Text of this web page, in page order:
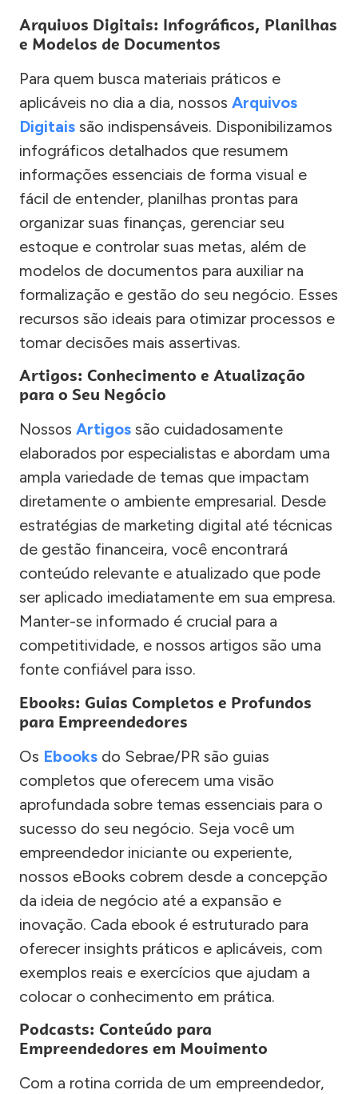
Arquivos Digitais: Infográficos, Planilhas
e Modelos de Documentos
Para quem busca materiais práticos e
aplicáveis no dia a dia, nossos Arquivos
Digitais são indispensáveis. Disponibilizamos
infográficos detalhados que resumem
informações essenciais de forma visual e
fácil de entender, planilhas prontas para
organizar suas finanças, gerenciar seu
estoque e controlar suas metas, além de
modelos de documentos para auxiliar na
formalização e gestão do seu negócio. Esses
recursos são ideais para otimizar processos e
tomar decisões mais assertivas.
Artigos: Conhecimento e Atualização
para o Seu Negócio
Nossos Artigos são cuidadosamente
elaborados por especialistas e abordam uma
ampla variedade de temas que impactam
diretamente o ambiente empresarial. Desde
estratégias de marketing digital até técnicas
de gestão financeira, você encontrará
conteúdo relevante e atualizado que pode
ser aplicado imediatamente em sua empresa.
Manter-se informado é crucial para a
competitividade, e nossos artigos são uma
fonte confiável para isso.
Ebooks: Guias Completos e Profundos
para Empreendedores
Os Ebooks do Sebrae/PR são guias
completos que oferecem uma visão
aprofundada sobre temas essenciais para o
sucesso do seu negócio. Seja você um
empreendedor iniciante ou experiente,
nossos eBooks cobrem desde a concepção
da ideia de negócio até a expansão e
inovação. Cada ebook é estruturado para
oferecer insights práticos e aplicáveis, com
exemplos reais e exercícios que ajudam a
colocar o conhecimento em prática.
Podcasts: Conteúdo para
Empreendedores em Movimento
Com a rotina corrida de um empreendedor,